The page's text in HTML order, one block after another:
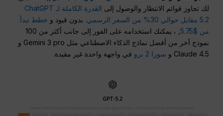
لك تجاوز قوائم الانتظار والوصول إلى
القدرة الكاملة لـ ChatGPT
5.2 مقابل حوالي 30% من السعر الرسمي.
بدون قيود و خطط تبدأ
من $5.75
, ، يمكنك استخدامه على الفور إلى جانب أكثر من 100
نموذج آخر من أفضل نماذج الذكاء الاصطناعي مثل Gemini 3 pro و
Claude 4.5 و
سورا 2 برو في واجهة واحدة غير مقيدة.